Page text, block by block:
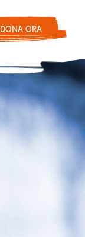
DONA ORA